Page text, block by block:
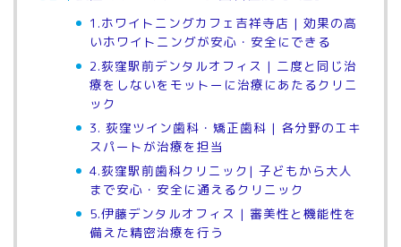
1.ホワイトニングカフェ吉祥寺店 | 効果の高
いホワイトニングが安心・安全にできる
2.荻窪駅前デンタルオフィス | 二度と同じ治
療をしないをモットーに治療にあたるクリニ
ック
3. 荻窪ツイン歯科・矯正歯科 | 各分野のエキ
スパートが治療を担当
4.荻窪駅前歯科クリニック| 子どもから大人
まで安心・安全に通えるクリニック
5.伊藤デンタルオフィス | 審美性と機能性を
備えた精密治療を行う